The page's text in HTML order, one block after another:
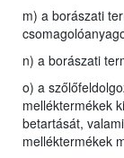
m) a borászati
n) a borászati
o) a
melléktermékek
betartását,
melléktermékek